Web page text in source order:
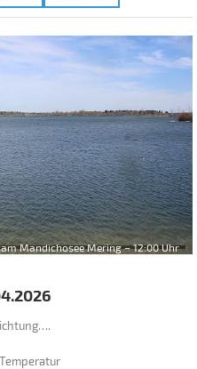
Mandichosee Mering – 12:00 Uhr